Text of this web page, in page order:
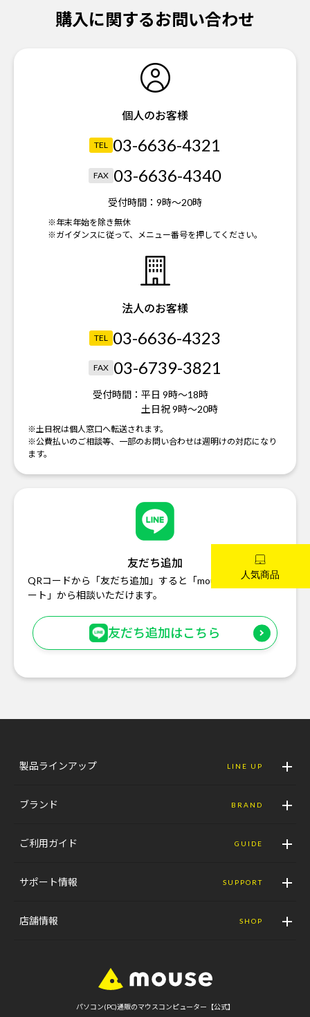
購入に関するお問い合わせ
個人のお客様
TEL 03-6636-4321
FAX 03-6636-4340
受付時間： 9時～20時
※年末年始を除き無休
※ガイダンスに従って、メニュー番号を押してください。
法人のお客様
TEL 03-6636-4323
FAX 03-6739-3821
受付時間： 平日 9時～18時
土日祝 9時～20時
※土日祝は個人窓口へ転送されます。
※公費払いのご相談等、一部のお問い合わせは週明けの対応になり
ます。
友だち追加
QRコードから「友だち追加」すると「mouse お客様サポ
ート」から相談いただけます。
友だち追加はこちら
製品ラインアップ LINE UP
ブランド BRAND
ご利用ガイド GUIDE
サポート情報 SUPPORT
店舗情報 SHOP
パソコン(PC)通販のマウスコンピューター【公式】